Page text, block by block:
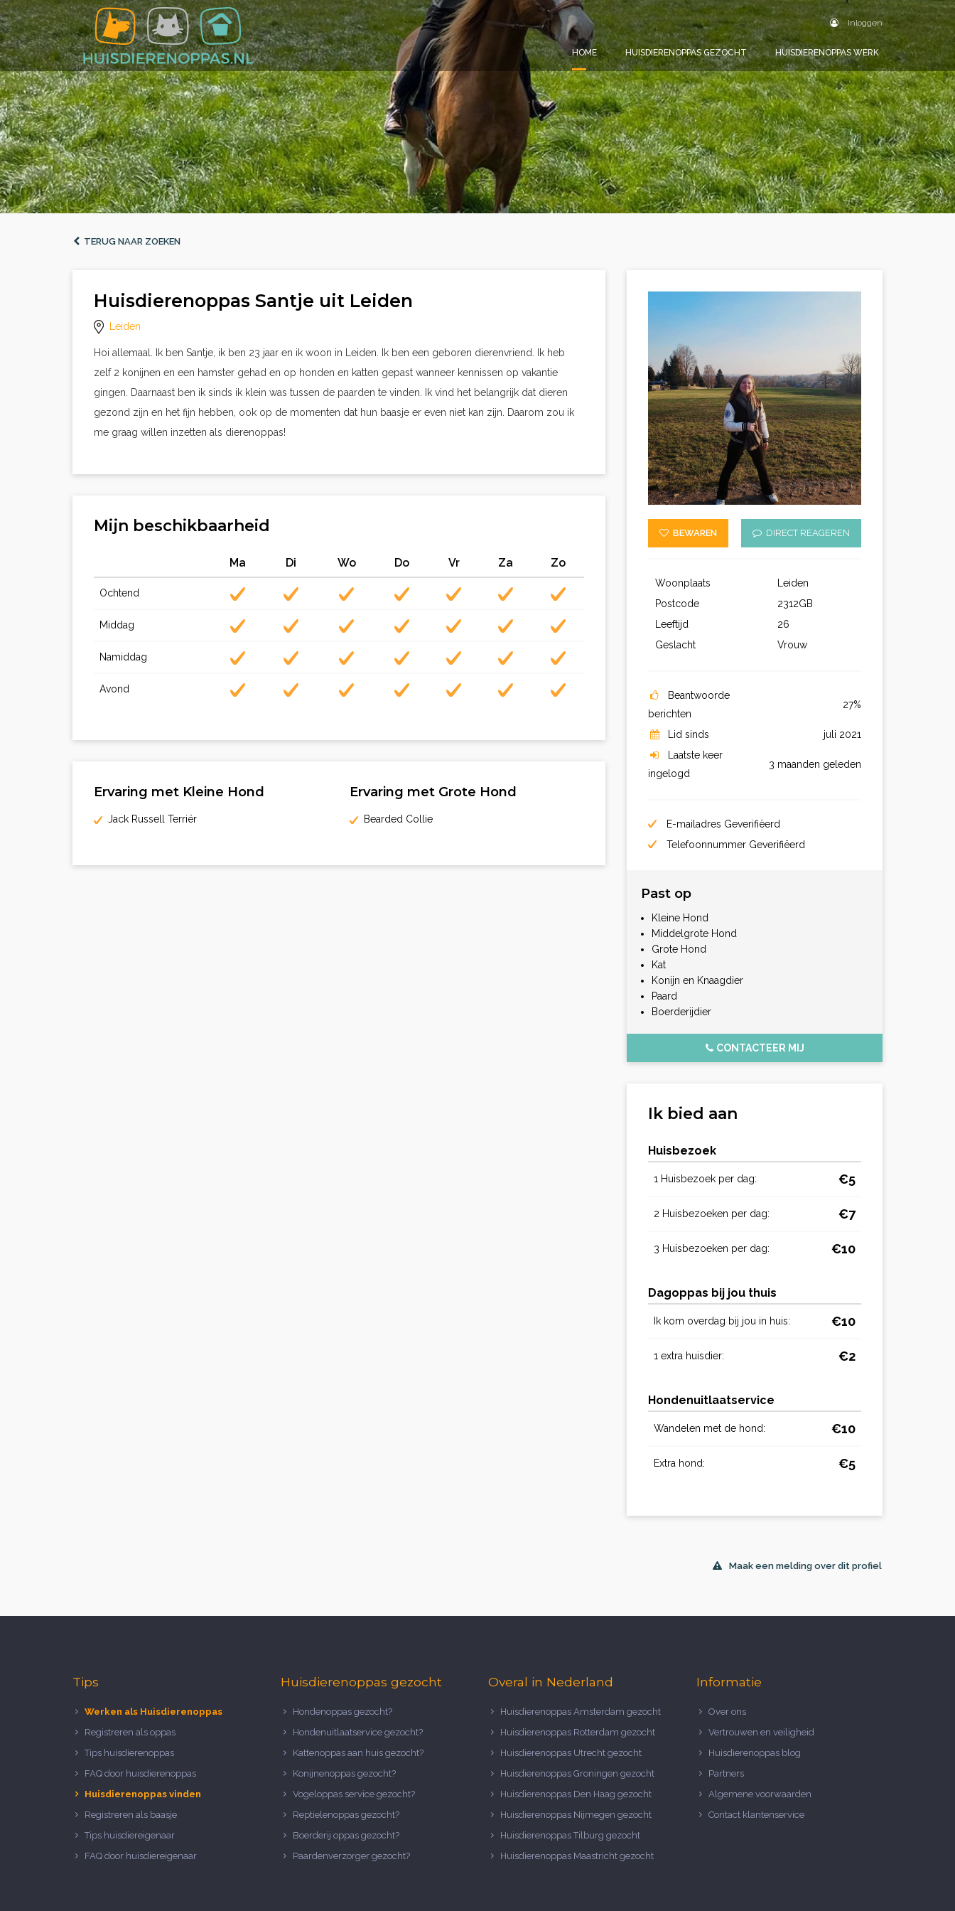
Inloggen
HOME HUISDIERENOPPAS GEZOCHT HUISDIERENOPPAS WERK
TERUG NAAR ZOEKEN
Huisdierenoppas Santje uit Leiden
Leiden
Hoi allemaal. Ik ben Santje, ik ben 23 jaar en ik woon in Leiden. Ik ben een geboren dierenvriend. Ik heb
zelf 2 konijnen en een hamster gehad en op honden en katten gepast wanneer kennissen op vakantie
gingen. Daarnaast ben ik sinds ik klein was tussen de paarden te vinden. Ik vind het belangrijk dat dieren
gezond zijn en het fijn hebben, ook op de momenten dat hun baasje er even niet kan zijn. Daarom zou ik
me graag willen inzetten als dierenoppas!
Mijn beschikbaarheid
Ma Di Wo Do Vr Za Zo
Ochtend
Middag
Namiddag
Avond
Ervaring met Kleine Hond
Jack Russell Terriër
Ervaring met Grote Hond
Bearded Collie
BEWAREN DIRECT REAGEREN
Woonplaats
Leiden
Postcode
2312GB
Leeftijd
26
Geslacht
Vrouw
Beantwoorde
berichten
27%
Lid sinds
juli 2021
Laatste keer
ingelogd
3 maanden geleden
E-mailadres Geverifiëerd
Telefoonnummer Geverifiëerd
Past op
Kleine Hond
Middelgrote Hond
Grote Hond
Kat
Konijn en Knaagdier
Paard
Boerderijdier
CONTACTEER MIJ
Ik bied aan
Huisbezoek
1 Huisbezoek per dag: €5
2 Huisbezoeken per dag: €7
3 Huisbezoeken per dag: €10
Dagoppas bij jou thuis
Ik kom overdag bij jou in huis: €10
1 extra huisdier: €2
Hondenuitlaatservice
Wandelen met de hond: €10
Extra hond: €5
Maak een melding over dit profiel
Tips
Werken als Huisdierenoppas
Registreren als oppas
Tips huisdierenoppas
FAQ door huisdierenoppas
Huisdierenoppas vinden
Registreren als baasje
Tips huisdiereigenaar
FAQ door huisdiereigenaar
Huisdierenoppas gezocht
Hondenoppas gezocht?
Hondenuitlaatservice gezocht?
Kattenoppas aan huis gezocht?
Konijnenoppas gezocht?
Vogeloppas service gezocht?
Reptielenoppas gezocht?
Boerderij oppas gezocht?
Paardenverzorger gezocht?
Overal in Nederland
Huisdierenoppas Amsterdam gezocht
Huisdierenoppas Rotterdam gezocht
Huisdierenoppas Utrecht gezocht
Huisdierenoppas Groningen gezocht
Huisdierenoppas Den Haag gezocht
Huisdierenoppas Nijmegen gezocht
Huisdierenoppas Tilburg gezocht
Huisdierenoppas Maastricht gezocht
Informatie
Over ons
Vertrouwen en veiligheid
Huisdierenoppas blog
Partners
Algemene voorwaarden
Contact klantenservice